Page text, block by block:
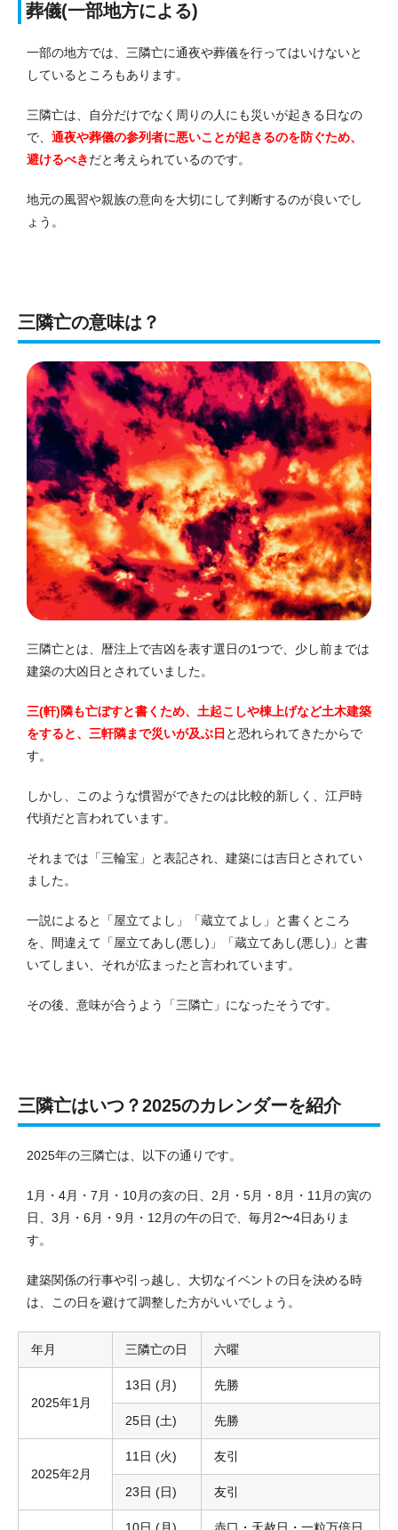
葬儀(一部地方による)
一部の地方では、三隣亡に通夜や葬儀を行ってはいけないと
しているところもあります。
三隣亡は、自分だけでなく周りの人にも災いが起きる日なの
で、 通夜や葬儀の参列者に悪いことが起きるのを防ぐため、
避けるべきだと考えられているのです。
地元の風習や親族の意向を大切にして判断するのが良いでし
ょう。
三隣亡の意味は？
三隣亡とは、暦注上で吉凶を表す選日の1つで、少し前までは
建築の大凶日とされていました。
三(軒)隣も亡ぼすと書くため、土起こしや棟上げなど土木建築
をすると、三軒隣まで災いが及ぶ日 と恐れられてきたからで
す。
しかし、このような慣習ができたのは比較的新しく、江戸時
代頃だと言われています。
それまでは「三輪宝」と表記され、建築には吉日とされてい
ました。
一説によると「屋立てよし」「蔵立てよし」と書くところ
を、間違えて「屋立てあし(悪し)」「蔵立てあし(悪し)」と書
いてしまい、それが広まったと言われています。
その後、意味が合うよう「三隣亡」になったそうです。
三隣亡はいつ？2025のカレンダーを紹介
2025年の三隣亡は、以下の通りです。
1月・4月・7月・10月の亥の日、2月・5月・8月・11月の寅の
日、3月・6月・9月・12月の午の日で、毎月2〜4日ありま
す。
建築関係の行事や引っ越し、大切なイベントの日を決める時
は、この日を避けて調整した方がいいでしょう。
年月 三隣亡の日 六曜
2025年1月
13日 (月) 先勝
25日 (土) 先勝
2025年2月
11日 (火) 友引
23日 (日) 友引